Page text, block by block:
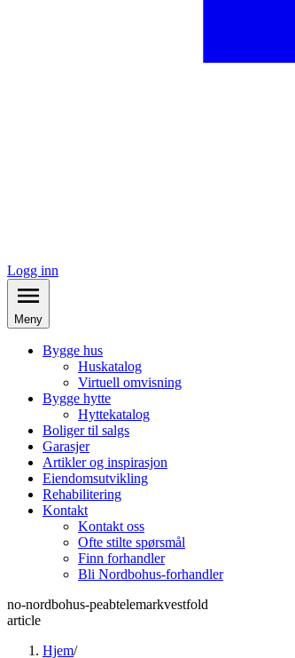
Logg inn
Meny
Bygge hus
Huskatalog
Virtuell omvisning
Bygge hytte
Hyttekatalog
Boliger til salgs
Garasjer
Artikler og inspirasjon
Eiendomsutvikling
Rehabilitering
Kontakt
Kontakt oss
Ofte stilte spørsmål
Finn forhandler
Bli Nordbohus-forhandler
no-nordbohus-peabtelemarkvestfold
article
Hjem/